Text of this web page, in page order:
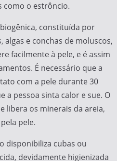
o estrôncio.
constituída por
e conchas de moluscos,
facilmente à pele, e é assim
É necessário que a
com a pele durante 30
a pessoa sinta calor e sue. O
libera os minerais da areia,
pele.
disponibiliza cubas ou
devidamente higienizada